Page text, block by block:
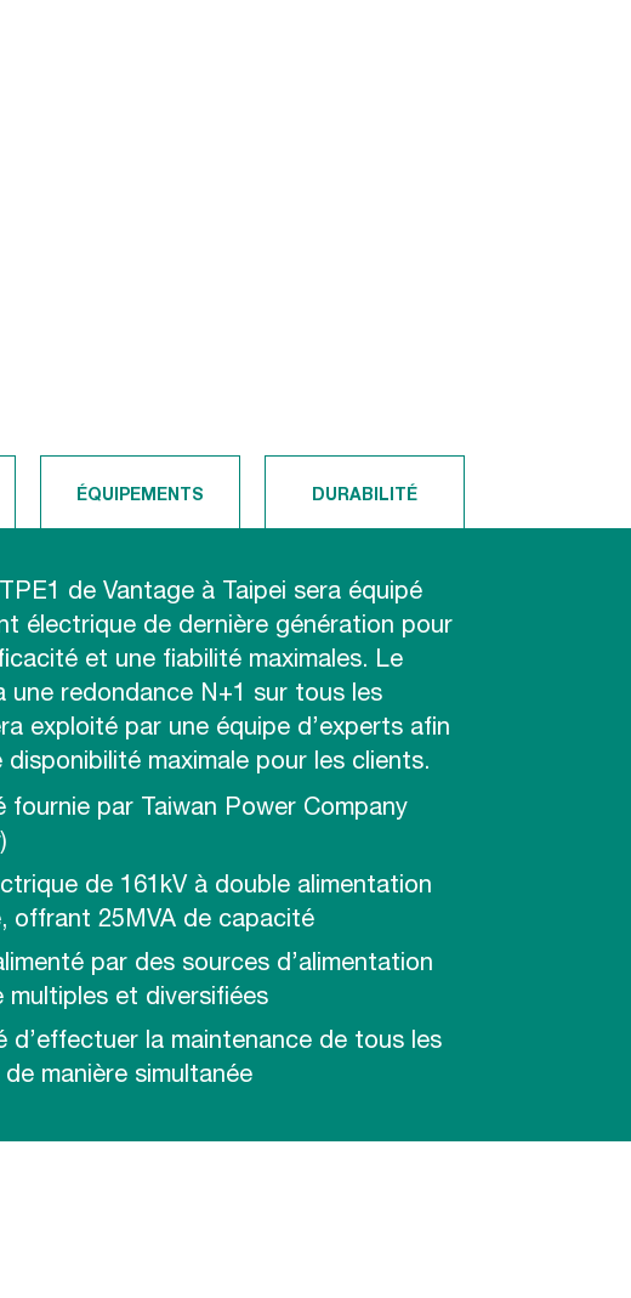
ÉQUIPEMENTS DURABILITÉ
de Vantage à Taipei sera équipé
électrique de dernière génération pour
et une fiabilité maximales. Le
une redondance N+1 sur tous les
exploité par une équipe d’experts afin
disponibilité maximale pour les clients.
fournie par Taiwan Power Company
de 161kV à double alimentation
offrant 25MVA de capacité
par des sources d’alimentation
multiples et diversifiées
d’effectuer la maintenance de tous les
manière simultanée